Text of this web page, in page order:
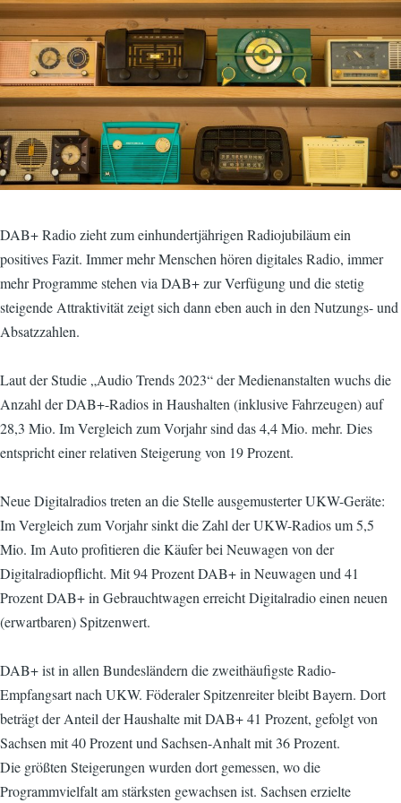
DAB+ Radio zieht zum einhundertjährigen Radiojubiläum ein
positives Fazit. Immer mehr Menschen hören digitales Radio, immer
mehr Programme stehen via DAB+ zur Verfügung und die stetig
steigende Attraktivität zeigt sich dann eben auch in den Nutzungs- und
Absatzzahlen.
Laut der Studie „Audio Trends 2023“ der Medienanstalten wuchs die
Anzahl der DAB+-Radios in Haushalten (inklusive Fahrzeugen) auf
28,3 Mio. Im Vergleich zum Vorjahr sind das 4,4 Mio. mehr. Dies
entspricht einer relativen Steigerung von 19 Prozent.
Neue Digitalradios treten an die Stelle ausgemusterter UKW-Geräte:
Im Vergleich zum Vorjahr sinkt die Zahl der UKW-Radios um 5,5
Mio. Im Auto profitieren die Käufer bei Neuwagen von der
Digitalradiopflicht. Mit 94 Prozent DAB+ in Neuwagen und 41
Prozent DAB+ in Gebrauchtwagen erreicht Digitalradio einen neuen
(erwartbaren) Spitzenwert.
DAB+ ist in allen Bundesländern die zweithäufigste Radio-
Empfangsart nach UKW. Föderaler Spitzenreiter bleibt Bayern. Dort
beträgt der Anteil der Haushalte mit DAB+ 41 Prozent, gefolgt von
Sachsen mit 40 Prozent und Sachsen-Anhalt mit 36 Prozent.
Die größten Steigerungen wurden dort gemessen, wo die
Programmvielfalt am stärksten gewachsen ist. Sachsen erzielte